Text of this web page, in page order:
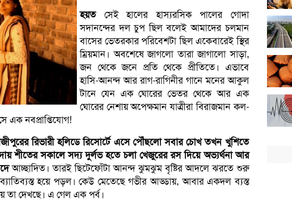
হয়তসেই হালের হাস্যরসিক পালের গোদা
সদানন্দের দল চুপ ছিল বলেই আমাদের চলমান
বাসের ভেতরকার পরিবেশটা ছিল একেবারেই স্থির
ম্রিয়মান। অবশেষে জাগলো তারা জাগালো সাড়া,
জন থেকে জনে প্রতি থেকে প্রীতিতে। এভাবে
হাসি-আনন্দ আর রাগ-রাগিনীর গানে মনের আকুল
টানে যেন এক ঘোরের ভেতর থেকে আর এক
ঘোরের নেশায় অপেক্ষমান যাত্রীরা বিরাজমান কল-
এক নবপ্রাপ্তিযোগ!
রিভারী হলিডে রিসোর্টে এসে পৌঁছলো সবার চোখ তখন খুশিতে
শীতের সকালে সদ্য দুর্লভ হতে চলা খেজুরের রস দিয়ে অভ্যর্থনা আর
আচ্ছাদিত। তারই ছিটেফোঁটা আনন্দ ঝুমঝুম বৃষ্টির আদলে ঝরতে শুরু
ব্যাতিব্যস্ত হয়ে পড়ল। কেউ মেতেছে গভীর আড্ডায়, আবার একদল ব্যস্ত
তা দেখছে। এ গেল এক পর্ব।